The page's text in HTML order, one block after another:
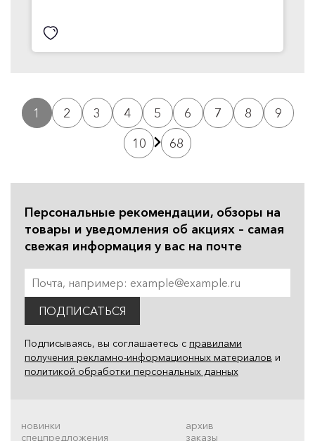
1 2 3 4 5 6 7 8
9
10
68
Персональные рекомендации, обзоры на
товары и уведомления об акциях – самая
свежая информация у вас на почте
ПОДПИСАТЬСЯ
Подписываясь, вы соглашаетесь с правилами
получения рекламно-информационных материалов и
политикой обработки персональных данных
новинки
спецпредложения
архив
заказы